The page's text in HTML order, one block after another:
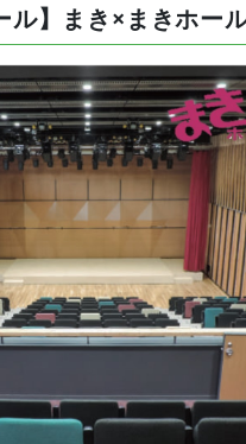
ル】まき×まきホー